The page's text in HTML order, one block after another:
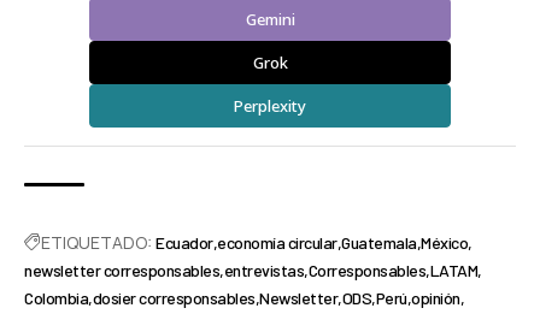
Gemini
Grok
Perplexity
ETIQUETADO: Ecuador economía circular Guatemala México
newsletter corresponsables entrevistas Corresponsables LATAM
Colombia dosier corresponsables Newsletter ODS Perú opinión